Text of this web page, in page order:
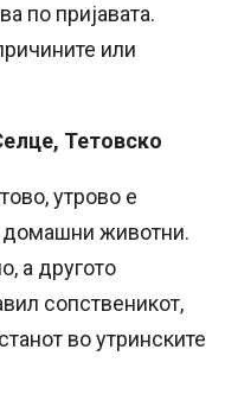
по пријавата.
или
Тетовско
утрово е
домашни животни.
а другото
сопственикот,
во утринските